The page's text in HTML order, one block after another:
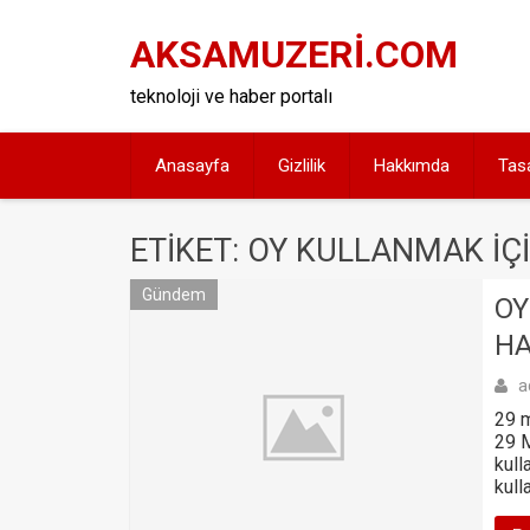
AKSAMUZERİ.COM
teknoloji ve haber portalı
Anasayfa Gizlilik Hakkımda
ETIKET: OY KULLANMAK
Gündem
29
29